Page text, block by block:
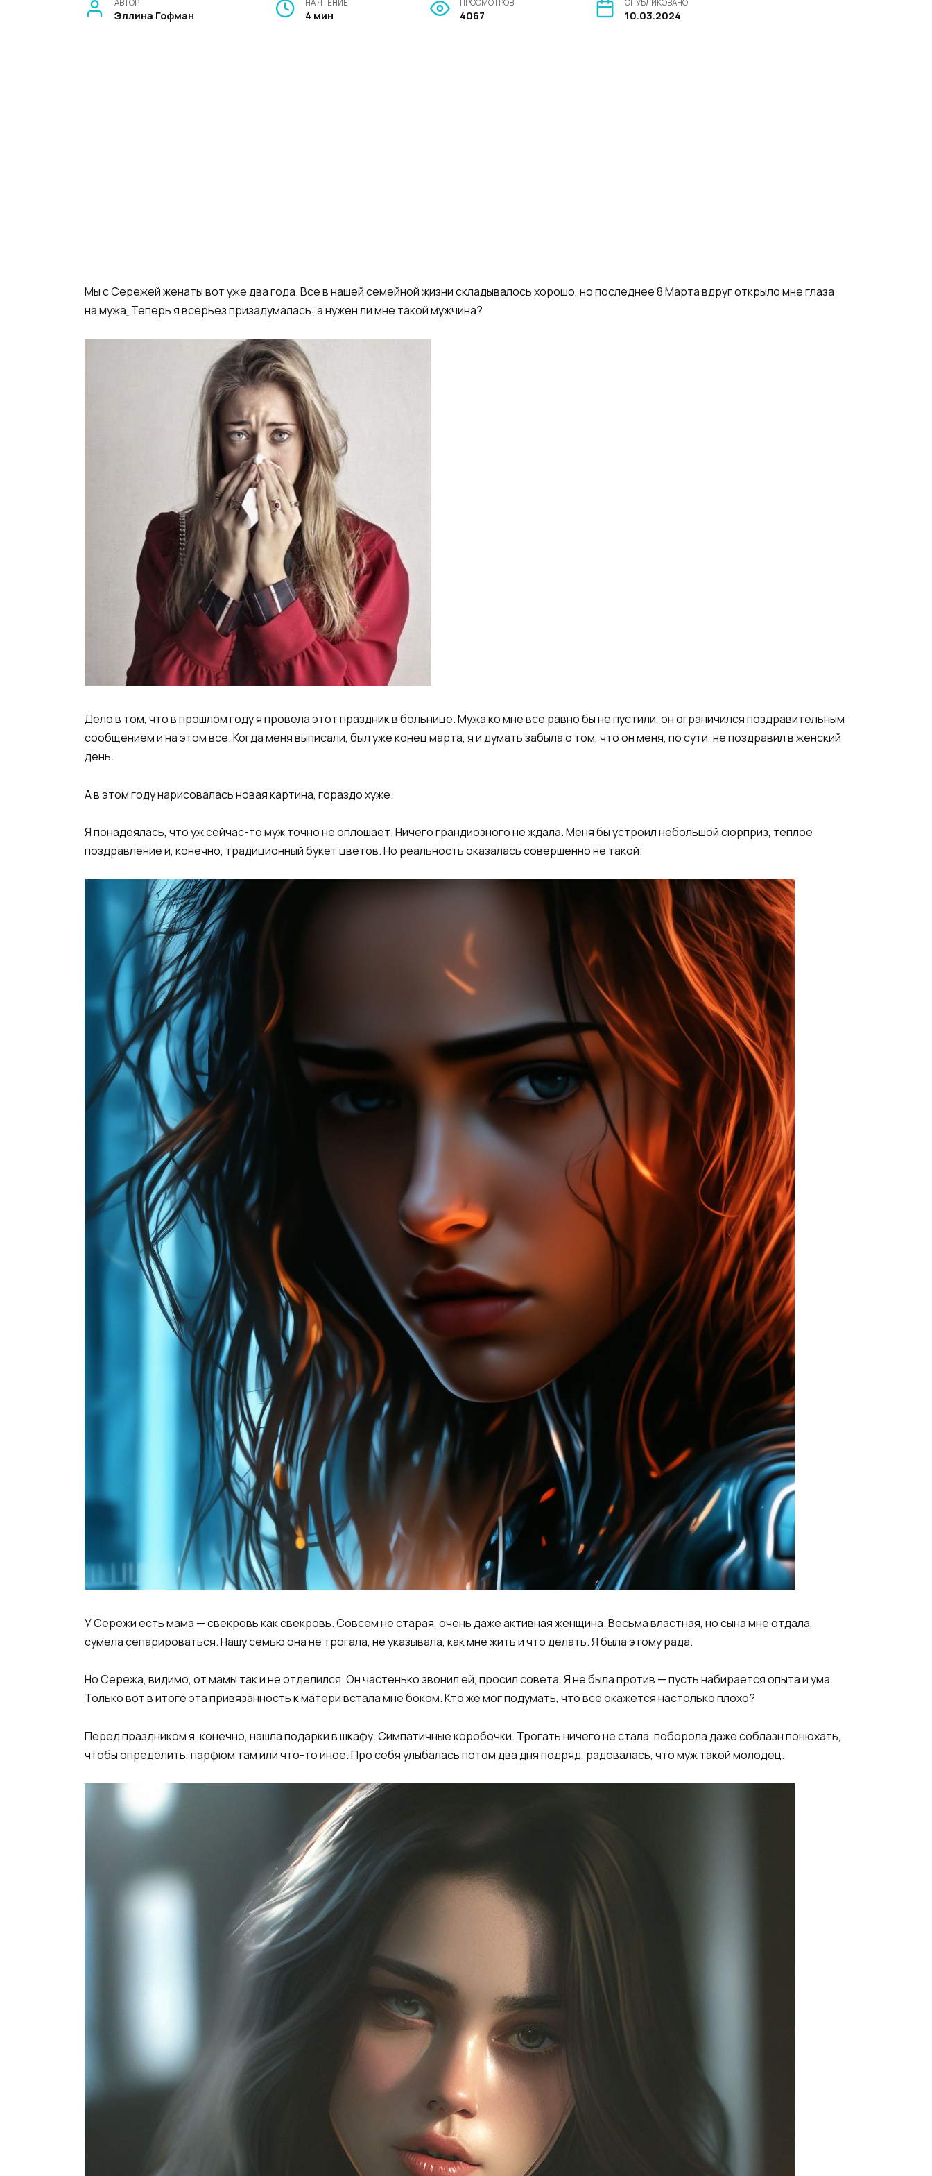
АВТОР
Эллина Гофман
НА ЧТЕНИЕ
4 мин
ПРОСМОТРОВ
4067
ОПУБЛИКОВАНО
10.03.2024
Мы с Сережей женаты вот уже два года. Все в нашей семейной жизни складывалось хорошо, но последнее 8 Марта вдруг открыло мне глаза
на мужа. Теперь я всерьез призадумалась: а нужен ли мне такой мужчина?
Дело в том, что в прошлом году я провела этот праздник в больнице. Мужа ко мне все равно бы не пустили, он ограничился поздравительным
сообщением и на этом все. Когда меня выписали, был уже конец марта, я и думать забыла о том, что он меня, по сути, не поздравил в женский
день.
А в этом году нарисовалась новая картина, гораздо хуже.
Я понадеялась, что уж сейчас-то муж точно не оплошает. Ничего грандиозного не ждала. Меня бы устроил небольшой сюрприз, теплое
поздравление и, конечно, традиционный букет цветов. Но реальность оказалась совершенно не такой.
У Сережи есть мама — свекровь как свекровь. Совсем не старая, очень даже активная женщина. Весьма властная, но сына мне отдала,
сумела сепарироваться. Нашу семью она не трогала, не указывала, как мне жить и что делать. Я была этому рада.
Но Сережа, видимо, от мамы так и не отделился. Он частенько звонил ей, просил совета. Я не была против — пусть набирается опыта и ума.
Только вот в итоге эта привязанность к матери встала мне боком. Кто же мог подумать, что все окажется настолько плохо?
Перед праздником я, конечно, нашла подарки в шкафу. Симпатичные коробочки. Трогать ничего не стала, поборола даже соблазн понюхать,
чтобы определить, парфюм там или что-то иное. Про себя улыбалась потом два дня подряд, радовалась, что муж такой молодец.